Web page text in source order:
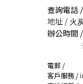
查詢電話
地址 / 火
辦公時間
電郵 /
客戶服務 /